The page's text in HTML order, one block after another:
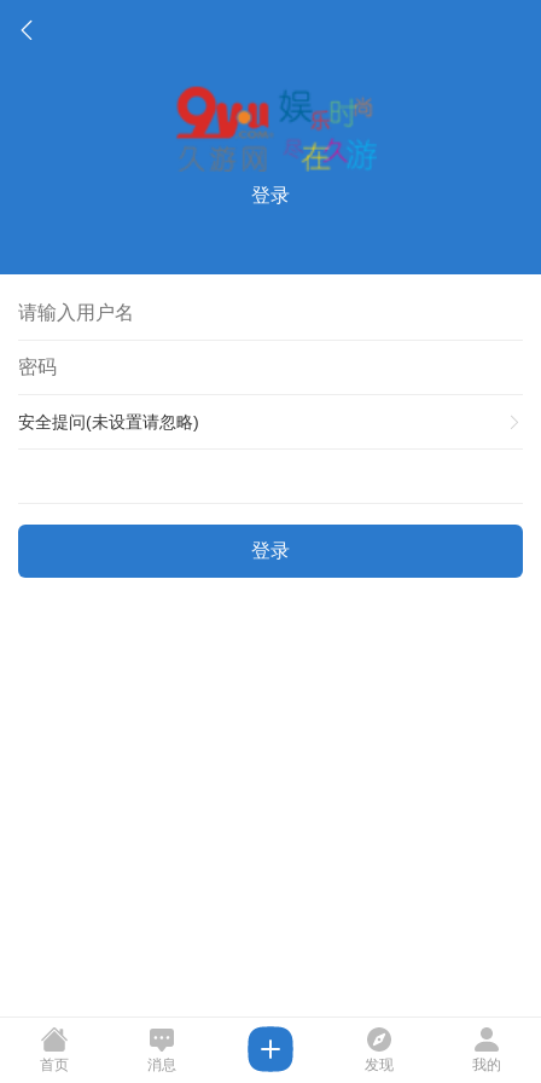
登录
安全提问(未设置请忽略)
登录
首页 消息 发现 我的